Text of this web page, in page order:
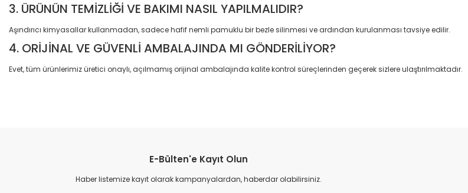
3. ÜRÜNÜN TEMİZLİĞİ VE BAKIMI NASIL YAPILMALIDIR?
Aşındırıcı kimyasallar kullanmadan, sadece hafif nemli pamuklu bir bezle silinmesi ve ardından kurulanması tavsiye edilir.
4. ORİJİNAL VE GÜVENLİ AMBALAJINDA MI GÖNDERİLİYOR?
Evet, tüm ürünlerimiz üretici onaylı, açılmamış orijinal ambalajında kalite kontrol süreçlerinden geçerek sizlere ulaştırılmaktadır.
Ürün resmi kalitesiz, bozuk veya görüntülenemiyor.
Ürün açıklamasında eksik bilgiler bulunuyor.
E-Bülten'e Kayıt Olun
Haber listemize kayıt olarak kampanyalardan, haberdar olabilirsiniz.